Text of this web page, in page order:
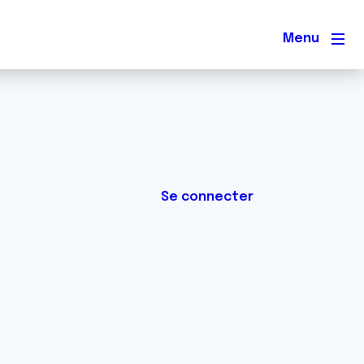
Menu
Se connecter